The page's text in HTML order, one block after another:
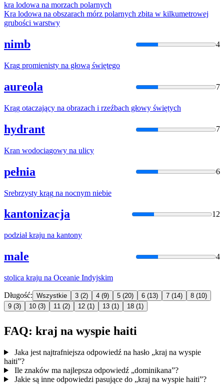
kra lodowa na morzach polarnych
Kra lodowa na obszarach mórz polarnych zbita w kilkumetrowej
grubości warstwy
nimb 4
Krąg promienisty na głową świętego
aureola 7
Krąg otaczający na obrazach i rzeźbach głowy świętych
hydrant 7
Kran wodociągowy na ulicy
pełnia 6
Srebrzysty krąg na nocnym niebie
kantonizacja 12
podziałkraju na kantony
male 4
stolica kraju na Oceanie Indyjskim
Długość: Wszystkie 3 (2) 4 (9) 5 (20) 6 (13) 7 (14) 8 (10)
9 (3) 10 (3) 11 (2) 12 (1) 13 (1) 18 (1)
FAQ: kraj na wyspie haiti
Jaka jest najtrafniejsza odpowiedź na hasło „kraj na wyspie
haiti”?
Ile znaków ma najlepsza odpowiedź „dominikana”?
Jakie są inne odpowiedzi pasujące do „kraj na wyspie haiti”?